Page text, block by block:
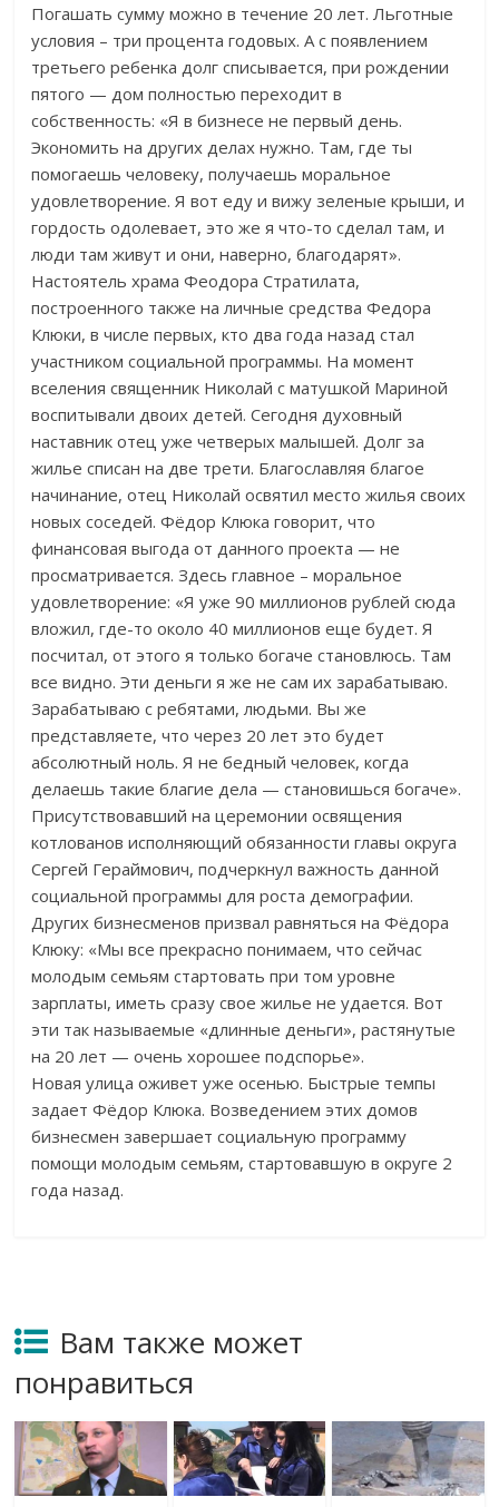
Погашать сумму можно в течение 20 лет. Льготные
условия – три процента годовых. А с появлением
третьего ребенка долг списывается, при рождении
пятого — дом полностью переходит в
собственность: «Я в бизнесе не первый день.
Экономить на других делах нужно. Там, где ты
помогаешь человеку, получаешь моральное
удовлетворение. Я вот еду и вижу зеленые крыши, и
гордость одолевает, это же я что-то сделал там, и
люди там живут и они, наверно, благодарят».
Настоятель храма Феодора Стратилата,
построенного также на личные средства Федора
Клюки, в числе первых, кто два года назад стал
участником социальной программы. На момент
вселения священник Николай с матушкой Мариной
воспитывали двоих детей. Сегодня духовный
наставник отец уже четверых малышей. Долг за
жилье списан на две трети. Благославляя благое
начинание, отец Николай освятил место жилья своих
новых соседей. Фёдор Клюка говорит, что
финансовая выгода от данного проекта — не
просматривается. Здесь главное – моральное
удовлетворение: «Я уже 90 миллионов рублей сюда
вложил, где-то около 40 миллионов еще будет. Я
посчитал, от этого я только богаче становлюсь. Там
все видно. Эти деньги я же не сам их зарабатываю.
Зарабатываю с ребятами, людьми. Вы же
представляете, что через 20 лет это будет
абсолютный ноль. Я не бедный человек, когда
делаешь такие благие дела — становишься богаче».
Присутствовавший на церемонии освящения
котлованов исполняющий обязанности главы округа
Сергей Гераймович, подчеркнул важность данной
социальной программы для роста демографии.
Других бизнесменов призвал равняться на Фёдора
Клюку: «Мы все прекрасно понимаем, что сейчас
молодым семьям стартовать при том уровне
зарплаты, иметь сразу свое жилье не удается. Вот
эти так называемые «длинные деньги», растянутые
на 20 лет — очень хорошее подспорье».
Новая улица оживет уже осенью. Быстрые темпы
задает Фёдор Клюка. Возведением этих домов
бизнесмен завершает социальную программу
помощи молодым семьям, стартовавшую в округе 2
года назад.
Вам также может
понравиться